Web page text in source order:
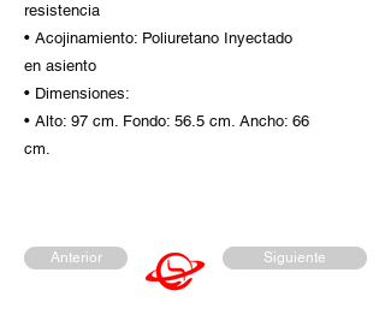
resistencia
• Acojinamiento: Poliuretano Inyectado
en asiento
• Dimensiones:
• Alto: 97 cm. Fondo: 56.5 cm. Ancho: 66
cm.
Anterior Siguiente